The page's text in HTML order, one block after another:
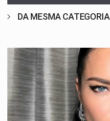
DA MESMA CATEGORIA